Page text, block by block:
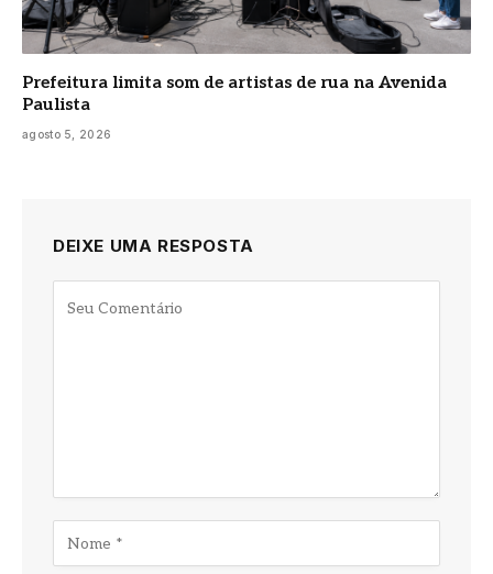
Prefeitura limita som de artistas de rua na Avenida
Paulista
agosto 5, 2026
DEIXE UMA RESPOSTA